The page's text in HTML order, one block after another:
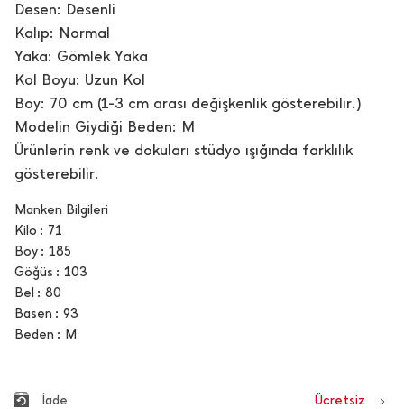
Desen: Desenli
Kalıp: Normal
Yaka: Gömlek Yaka
Kol Boyu: Uzun Kol
Boy: 70 cm (1-3 cm arası değişkenlik gösterebilir.)
Modelin Giydiği Beden: M
Ürünlerin renk ve dokuları stüdyo ışığında farklılık
gösterebilir.
Manken Bilgileri
Kilo
71
Boy
185
Göğüs
103
Bel
80
Basen
93
Beden
M
İade Ücretsiz